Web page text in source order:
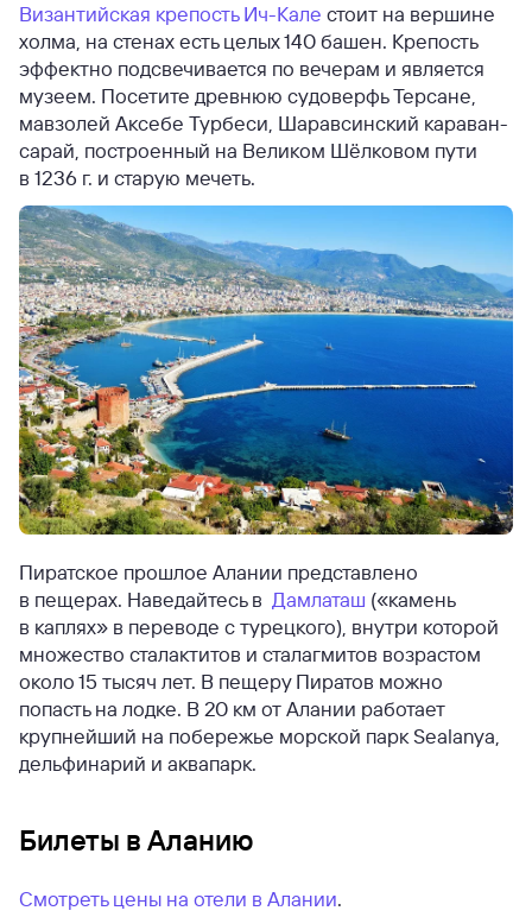
Византийская крепость Ич-Кале стоит на вершине
холма, на стенах есть целых 140 башен. Крепость
эффектно подсвечивается по вечерам и является
музеем. Посетите древнюю судоверфь Терсане,
мавзолей Аксебе Турбеси, Шаравсинский караван-
сарай, построенный на Великом Шёлковом пути
в 1236 г. и старую мечеть.
Пиратское прошлое Алании представлено
в пещерах. Наведайтесь в Дамлаташ («камень
в каплях» в переводе с турецкого), внутри которой
множество сталактитов и сталагмитов возрастом
около 15 тысяч лет. В пещеру Пиратов можно
попасть на лодке. В 20 км от Алании работает
крупнейший на побережье морской парк Sealanya,
дельфинарий и аквапарк.
Билеты в Аланию
Смотреть цены на отели в Алании.